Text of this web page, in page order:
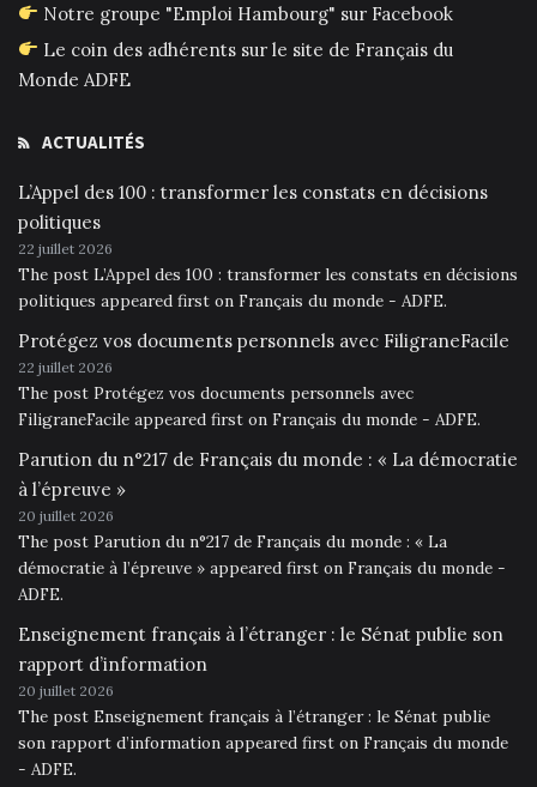
Notre groupe "Emploi Hambourg" sur Facebook
Le coin des adhérents sur le site de Français du
Monde ADFE
ACTUALITÉS
L’Appel des 100 : transformer les constats en décisions
politiques
22 juillet 2026
The post L’Appel des 100 : transformer les constats en décisions
politiques appeared first on Français du monde - ADFE.
Protégez vos documents personnels avec FiligraneFacile
22 juillet 2026
The post Protégez vos documents personnels avec
FiligraneFacile appeared first on Français du monde - ADFE.
Parution du n°217 de Français du monde : « La démocratie
à l’épreuve »
20 juillet 2026
The post Parution du n°217 de Français du monde : « La
démocratie à l’épreuve » appeared first on Français du monde -
ADFE.
Enseignement français à l’étranger : le Sénat publie son
rapport d’information
20 juillet 2026
The post Enseignement français à l’étranger : le Sénat publie
son rapport d’information appeared first on Français du monde
- ADFE.